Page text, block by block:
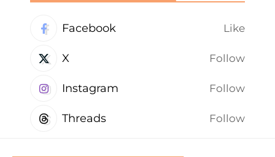
Facebook Like
X Follow
Instagram Follow
Threads Follow